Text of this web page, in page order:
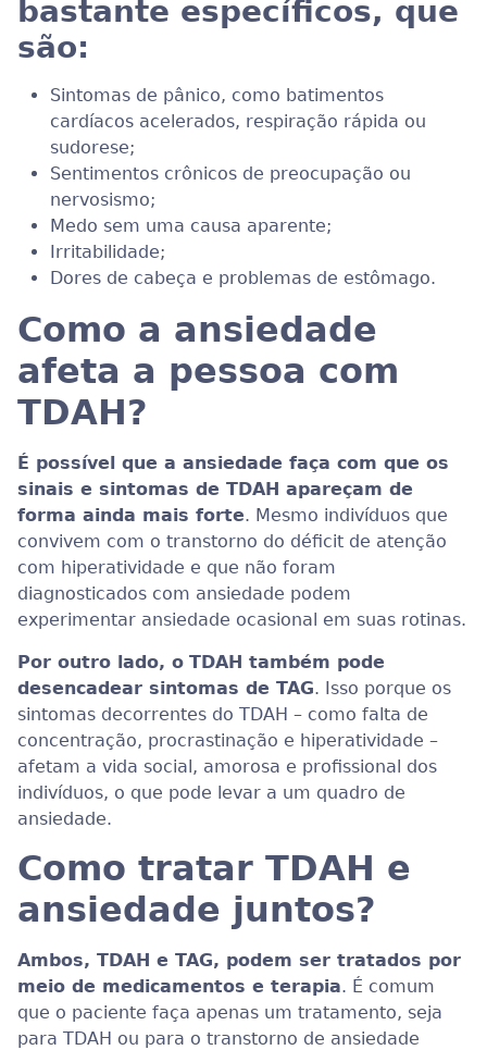
bastante específicos, que
são:
Sintomas de pânico, como batimentos
cardíacos acelerados, respiração rápida ou
sudorese;
Sentimentos crônicos de preocupação ou
nervosismo;
Medo sem uma causa aparente;
Irritabilidade;
Dores de cabeça e problemas de estômago.
Como a ansiedade
afeta a pessoa com
TDAH?
É possível que a ansiedade faça com que os
sinais e sintomas de TDAH apareçam de
forma ainda mais forte. Mesmo indivíduos que
convivem com o transtorno do déficit de atenção
com hiperatividade e que não foram
diagnosticados com ansiedade podem
experimentar ansiedade ocasional em suas rotinas.
Por outro lado, o TDAH também pode
desencadear sintomas de TAG. Isso porque os
sintomas decorrentes do TDAH – como falta de
concentração, procrastinação e hiperatividade –
afetam a vida social, amorosa e profissional dos
indivíduos, o que pode levar a um quadro de
ansiedade.
Como tratar TDAH e
ansiedade juntos?
Ambos, TDAH e TAG, podem ser tratados por
meio de medicamentos e terapia. É comum
que o paciente faça apenas um tratamento, seja
para TDAH ou para o transtorno de ansiedade